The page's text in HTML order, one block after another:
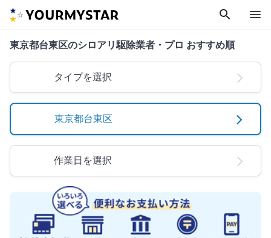
search menu
東京都台東区のシロアリ駆除業者・プロ おすすめ順
タイプを選択
東京都台東区
作業日を選択